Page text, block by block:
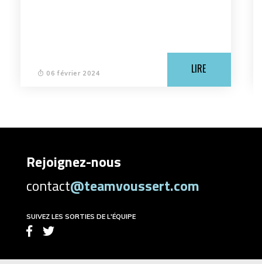
06 février 2024 LIRE
Rejoignez-nous
contact@teamvoussert.com
SUIVEZ LES SORTIES DE L'ÉQUIPE